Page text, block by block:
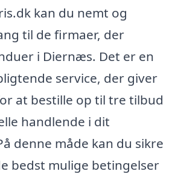
kan du nemt og
til de firmaer, der
i Diernæs. Det er en
service, der giver
at bestille op til tre tilbud
handlende i dit
denne måde kan du sikre
bedst mulige betingelser